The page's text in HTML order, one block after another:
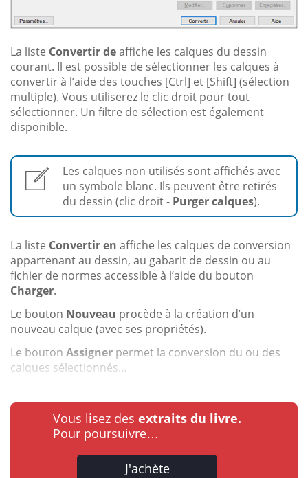
La liste Convertir deaffiche les calques du dessin
courant. Il est possible de sélectionner les calques à
convertir à l’aide des touches [Ctrl] et [Shift] (sélection
multiple). Vous utiliserez le clic droit pour tout
sélectionner. Un filtre de sélection est également
disponible.
Les calques non utilisés sont affichés avec
un symbole blanc. Ils peuvent être retirés
du dessin (clic droit - Purger calques).
La liste Convertir en affiche les calques de conversion
appartenant au dessin, au gabarit de dessin ou au
fichier de normes accessible à l’aide du bouton
Charger.
Le bouton Nouveau procède à la création d’un
nouveau calque (avec ses propriétés).
Le bouton Assigner permet la conversion du ou des
calques sélectionnés...
Vous lisez des extraits du livre.
Pour poursuivre…
J'achète